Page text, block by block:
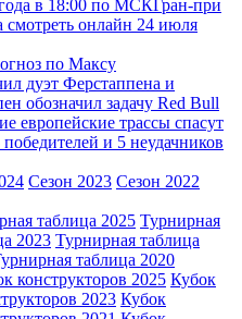
в 18:00 по МСКГран-при
смотреть онлайн 24 июля
по Максу
дуэт Ферстаппена и
обозначил задачу Red Bull
европейские трассы спасут
победителей и 5 неудачников
Сезон 2023 Сезон 2022
таблица 2025 Турнирная
2023 Турнирная таблица
таблица 2020
конструкторов 2025 Кубок
2023 Кубок